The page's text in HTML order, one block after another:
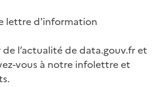
lettre d'information
l’actualité de data.gouv.fr et
vous à notre infolettre et